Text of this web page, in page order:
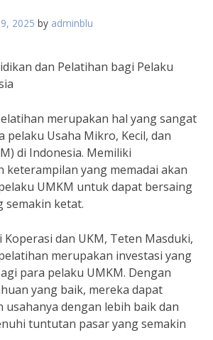
2025 by adminblu
dan Pelatihan bagi Pelaku
merupakan hal yang sangat
pelaku Usaha Mikro, Kecil, dan
di Indonesia. Memiliki
keterampilan yang memadai akan
UMKM untuk dapat bersaing
semakin ketat.
dan UKM, Teten Masduki,
merupakan investasi yang
para pelaku UMKM. Dengan
yang baik, mereka dapat
usahanya dengan lebih baik dan
tuntutan pasar yang semakin